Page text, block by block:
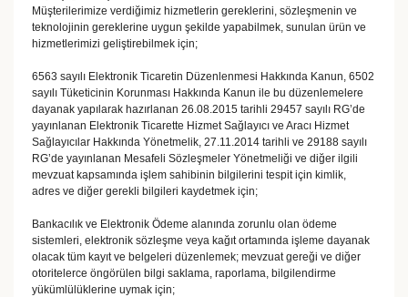
Müşterilerimize verdiğimiz hizmetlerin gereklerini, sözleşmenin ve
teknolojinin gereklerine uygun şekilde yapabilmek, sunulan ürün ve
hizmetlerimizi geliştirebilmek için;
6563 sayılı Elektronik Ticaretin Düzenlenmesi Hakkında Kanun, 6502
sayılı Tüketicinin Korunması Hakkında Kanun ile bu düzenlemelere
dayanak yapılarak hazırlanan 26.08.2015 tarihli 29457 sayılı RG’de
yayınlanan Elektronik Ticarette Hizmet Sağlayıcı ve Aracı Hizmet
Sağlayıcılar Hakkında Yönetmelik, 27.11.2014 tarihli ve 29188 sayılı
RG’de yayınlanan Mesafeli Sözleşmeler Yönetmeliği ve diğer ilgili
mevzuat kapsamında işlem sahibinin bilgilerini tespit için kimlik,
adres ve diğer gerekli bilgileri kaydetmek için;
Bankacılık ve Elektronik Ödeme alanında zorunlu olan ödeme
sistemleri, elektronik sözleşme veya kağıt ortamında işleme dayanak
olacak tüm kayıt ve belgeleri düzenlemek; mevzuat gereği ve diğer
otoritelerce öngörülen bilgi saklama, raporlama, bilgilendirme
yükümlülüklerine uymak için;